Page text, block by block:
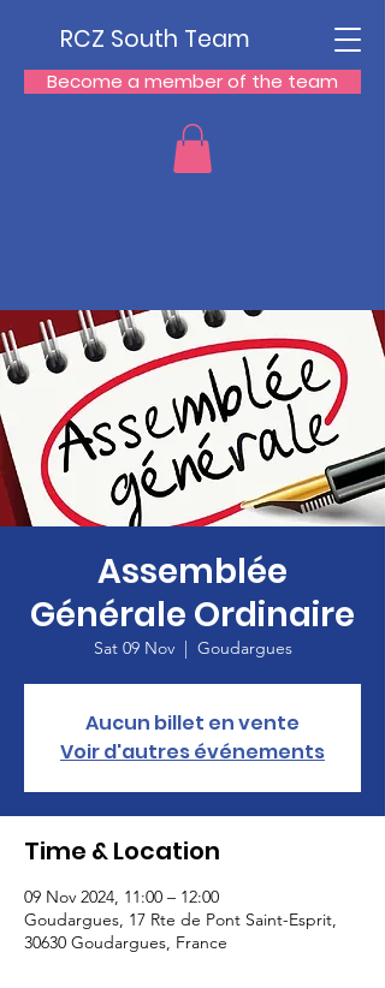
Become a member of the team
RCZ South Team
Assemblée
Générale Ordinaire
Sat 09 Nov
  |
Goudargues
Aucun billet en vente
Voir d'autres événements
Time & Location
09 Nov 2024, 11:00 – 12:00
Goudargues, 17 Rte de Pont Saint-Esprit,
30630 Goudargues, France